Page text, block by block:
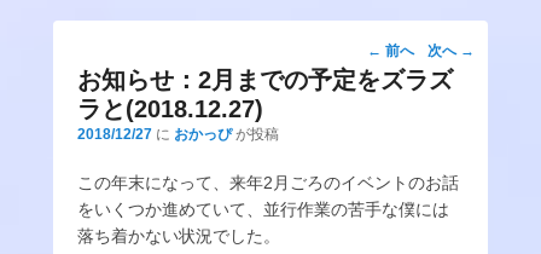
投
稿
ー
シ
← 前へ 次へ →
お知らせ：2月までの予定をズラズ
ラと(2018.12.27)
2018/12/27 に おかっぴ が投稿
この年末になって、来年2月ごろのイベントのお話
をいくつか進めていて、並行作業の苦手な僕には
落ち着かない状況でした。